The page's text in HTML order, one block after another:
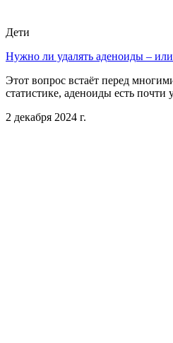
Дети
Нужно ли удалять аденоиды –
Этот вопрос встаёт перед
статистике, аденоиды есть почти
2 декабря 2024 г.